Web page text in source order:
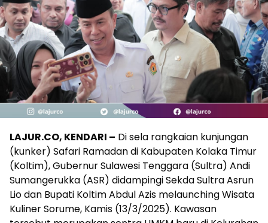
LAJUR.CO, KENDARI – Di sela rangkaian kunjungan
(kunker) Safari Ramadan di Kabupaten Kolaka Timur
(Koltim), Gubernur Sulawesi Tenggara (Sultra) Andi
Sumangerukka (ASR) didampingi Sekda Sultra Asrun
Lio dan Bupati Koltim Abdul Azis melaunching Wisata
Kuliner Sorume, Kamis (13/3/2025). Kawasan